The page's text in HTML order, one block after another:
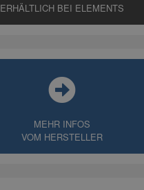
ERHÄLTLICH BEI ELEMENTS
MEHR INFOS
VOM HERSTELLER